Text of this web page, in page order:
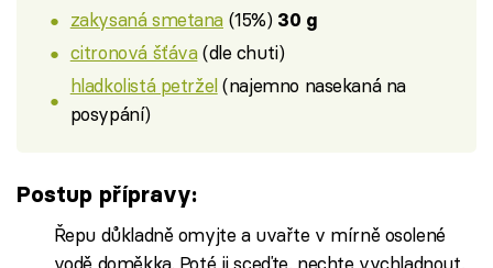
zakysaná smetana (15%) 30 g
citronová šťáva(dle chuti)
hladkolistá petržel(najemno nasekaná na
posypání)
Postup přípravy:
Řepu důkladně omyjte a uvařte v mírně osolené
vodě doměkka. Poté ji sceďte, nechte vychladnout,